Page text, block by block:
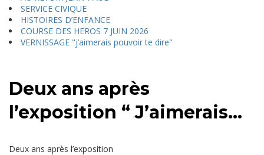
SERVICE CIVIQUE
HISTOIRES D’ENFANCE
COURSE DES HEROS 7 JUIN 2026
VERNISSAGE "j’aimerais pouvoir te dire"
Deux ans après
l’exposition “ J’aimerais...
Deux ans après l’exposition